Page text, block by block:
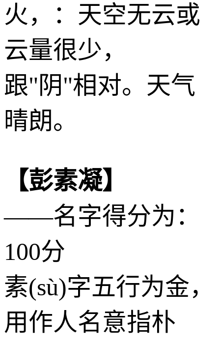
火 ，：天空无云或
云量很少，
跟"阴"相对。天气
晴朗。
【彭素凝】
——名字得分为：
100分
素(sù)字五行为金，
用作人名意指朴